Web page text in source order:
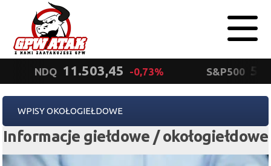
NDQ 11.503,45 -0,73% S&P500
WPISY OKOŁOGIEŁDOWE
Informacje giełdowe / okołogiełdowe
Wyrażam zgodę.